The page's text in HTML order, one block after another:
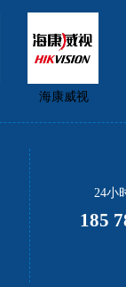
24小
185
海康威视